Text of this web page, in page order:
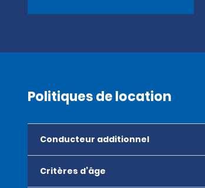
Politiques de location
Conducteur additionnel
Critères d’âge